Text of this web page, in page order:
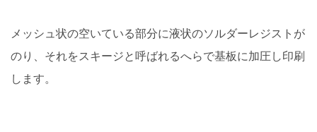
メッシュ状の空いている部分に液状のソルダーレジストが
のり、それをスキージと呼ばれるへらで基板に加圧し印刷
します。